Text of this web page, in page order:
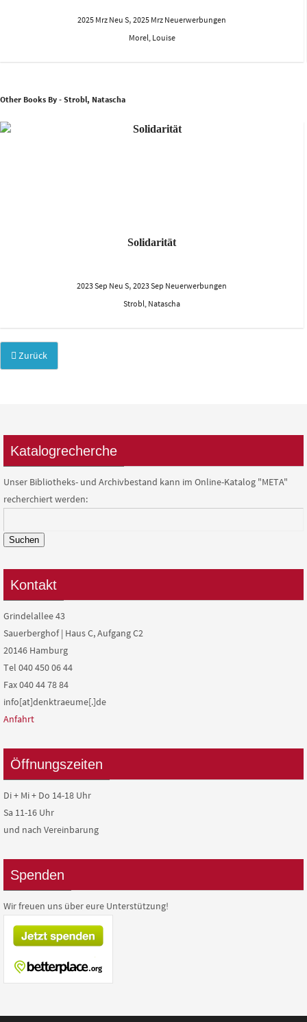
2025 Mrz Neu S, 2025 Mrz Neuerwerbungen
Morel, Louise
Other Books By - Strobl, Natascha
Solidarität
2023 Sep Neu S, 2023 Sep Neuerwerbungen
Strobl, Natascha
Zurück
Katalogrecherche
Unser Bibliotheks- und Archivbestand kann im Online-Katalog "META"
recherchiert werden:
Suchen
Kontakt
Grindelallee 43
Sauerberghof | Haus C, Aufgang C2
20146 Hamburg
Tel 040 450 06 44
Fax 040 44 78 84
info[at]denktraeume[.]de
Anfahrt
Öffnungszeiten
Di + Mi + Do 14-18 Uhr
Sa 11-16 Uhr
und nach Vereinbarung
Spenden
Wir freuen uns über eure Unterstützung!